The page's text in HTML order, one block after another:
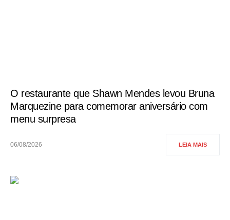
O restaurante que Shawn Mendes levou Bruna
Marquezine para comemorar aniversário com
menu surpresa
06/08/2026 LEIA MAIS